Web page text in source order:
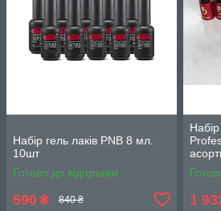
Набір гель лаків PNB 8 мл.
10шт
Готово до відправки
590 ₴ 840 ₴ 1